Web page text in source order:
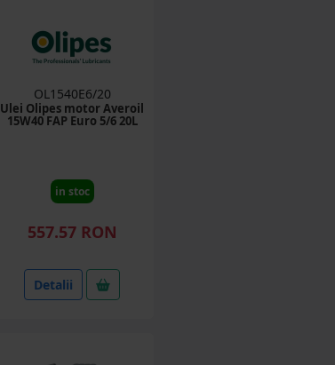
OL1540E6/20
Ulei Olipes motor Averoil
15W40 FAP Euro 5/6 20L
in stoc
557.57 RON
Detalii